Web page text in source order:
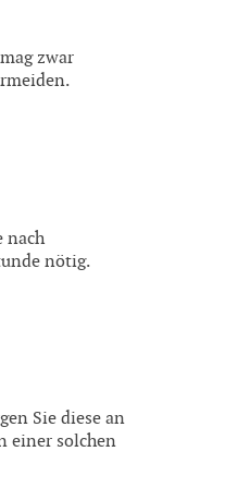
zwar
nach
nötig.
Sie diese an
einer solchen